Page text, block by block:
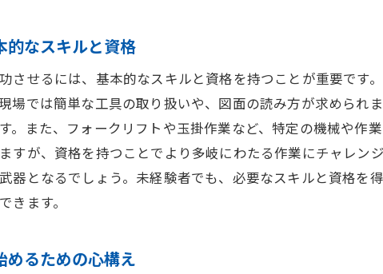
的なスキルと資格
させるには、基本的なスキルと資格を持つことが重要です
場では簡単な工具の取り扱いや、図面の読み方が求められ
。また、フォークリフトや玉掛作業など、特定の機械や作
すが、資格を持つことでより多岐にわたる作業にチャレン
器となるでしょう。未経験者でも、必要なスキルと資格を
きます。
めるための心構え